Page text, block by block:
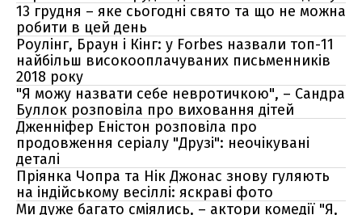
13 грудня – яке сьогодні свято та що не можна
робити в цей день
Роулінг, Браун і Кінг: у Forbes назвали топ-11
найбільш високооплачуваних письменників
2018 року
"Я можу назвати себе невротичкою", – Сандра
Буллок розповіла про виховання дітей
Дженніфер Еністон розповіла про
продовження серіалу "Друзі": неочікувані
деталі
Пріянка Чопра та Нік Джонас знову гуляють
на індійському весіллі: яскраві фото
Ми дуже багато сміялись, – актори комедії "Я,